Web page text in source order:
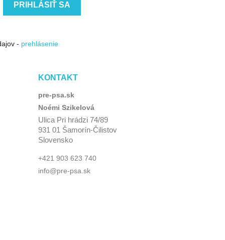
- prehlásenie
KONTAKT
pre-psa.sk
Noémi Szikelová
Ulica Pri hrádzi 74/89
931 01 Šamorín-Čilistov
Slovensko
+421 903 623 740
info@pre-psa.sk